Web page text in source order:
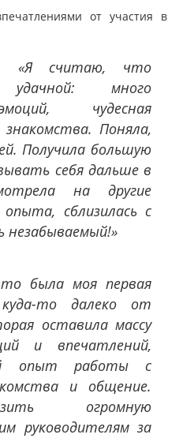
от участия в
«Я считаю, что
много
чудесная
Поняла,
Получила большую
себя дальше в
на другие
сблизилась с
незабываемый!»
была моя первая
то далеко от
оставила массу
и впечатлений,
опыт работы с
и общение.
огромную
руководителям за